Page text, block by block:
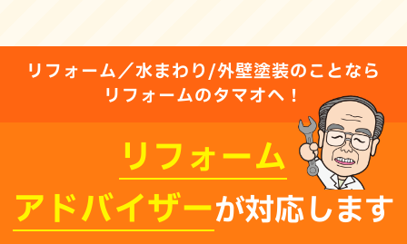
リフォーム／水まわり/外壁塗装のことなら
リフォームのタマオへ！
リフォーム
アドバイザーが対応します